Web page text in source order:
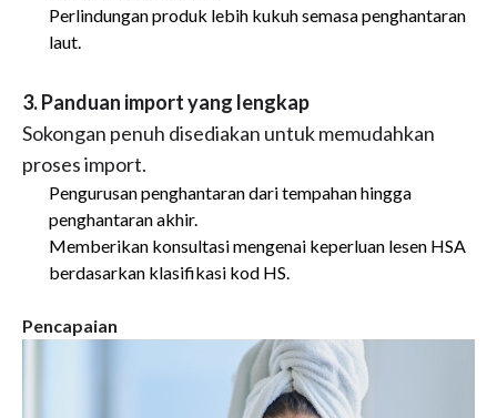
Perlindungan produk lebih kukuh semasa penghantaran
laut.
3. Panduan import yang lengkap
Sokongan penuh disediakan untuk memudahkan
proses import.
Pengurusan penghantaran dari tempahan hingga
penghantaran akhir.
Memberikan konsultasi mengenai keperluan lesen HSA
berdasarkan klasifikasi kod HS.
Pencapaian